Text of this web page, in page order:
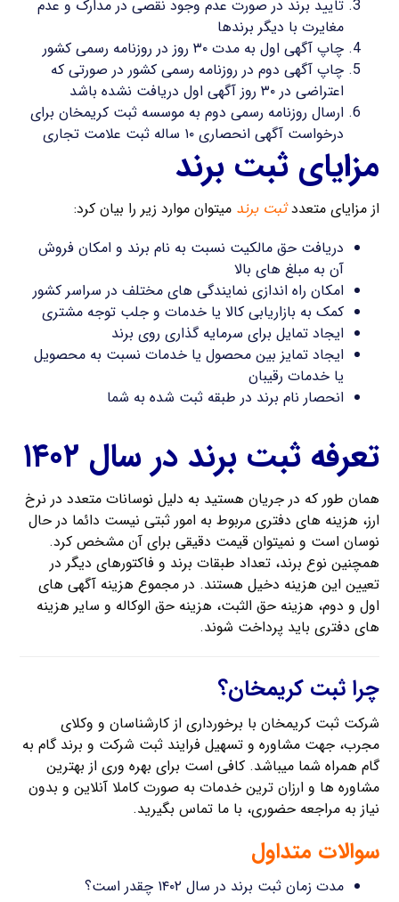
تایید برند در صورت عدم وجود نقصی در مدارک و عدم
مغایرت با دیگر برندها
چاپ آگهی اول به مدت ۳۰ روز در روزنامه رسمی کشور
چاپ آگهی دوم در روزنامه رسمی کشور در صورتی که
اعتراضی در ۳۰ روز آگهی اول دریافت نشده باشد
ارسال روزنامه رسمی دوم به موسسه ثبت کریمخان برای
درخواست آگهی انحصاری ۱۰ ساله ثبت علامت تجاری
مزایای ثبت برند
از مزایای متعددثبت برند میتوان موارد زیر را بیان کرد:
دریافت حق مالکیت نسبت به نام برند و امکان فروش
آن به مبلغ های بالا
امکان راه اندازی نمایندگی های مختلف در سراسر کشور
کمک به بازاریابی کالا یا خدمات و جلب توجه مشتری
ایجاد تمایل برای سرمایه گذاری روی برند
ایجاد تمایز بین محصول یا خدمات نسبت به محصویل
یا خدمات رقیبان
انحصار نام برند در طبقه ثبت شده به شما
تعرفه ثبت برند در سال ۱۴۰۲
همان طور که در جریان هستید به دلیل نوسانات متعدد در نرخ
ارز، هزینه های دفتری مربوط به امور ثبتی نیست دائما در حال
نوسان است و نمیتوان قیمت دقیقی برای آن مشخص کرد.
همچنین نوع برند، تعداد طبقات برند و فاکتورهای دیگر در
تعیین این هزینه دخیل هستند. در مجموع هزینه آگهی های
اول و دوم، هزینه حق الثبت، هزینه حق الوکاله و سایر هزینه
های دفتری باید پرداخت شوند.
چرا ثبت کریمخان؟
شرکت ثبت کریمخان با برخورداری از کارشناسان و وکلای
مجرب، جهت مشاوره و تسهیل فرایند ثبت شرکت و برند گام به
گام همراه شما میباشد. کافی است برای بهره وری از بهترین
مشاوره ها و ارزان ترین خدمات به صورت کاملا آنلاین و بدون
نیاز به مراجعه حضوری، با ما تماس بگیرید.
سوالات متداول
مدت زمان ثبت برند در سال ۱۴۰۲ چقدر است؟